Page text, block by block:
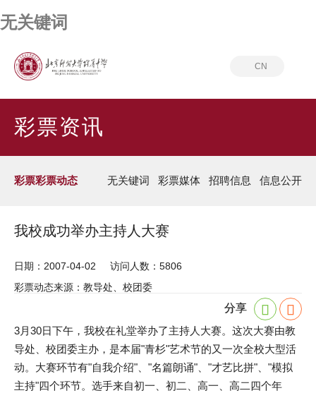
无关键词
CN
彩票资讯
彩票彩票动态 无关键词 彩票媒体 招聘信息 信息公开
我校成功举办主持人大赛
日期：2007-04-02
访问人数：5806
彩票动态来源：教导处、校团委
分享
3月30日下午，我校在礼堂举办了主持人大赛。这次大赛由教
导处、校团委主办，是本届"青杉"艺术节的又一次全校大型活
动。大赛环节有"自我介绍"、"名篇朗诵"、"才艺比拼"、"模拟
主持"四个环节。选手来自初一、初二、高一、高二四个年